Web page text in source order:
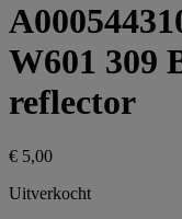
W601 309
reflector
€ 5,00
Uitverkocht